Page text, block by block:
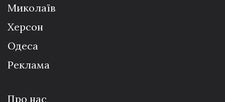
Миколаїв
Херсон
Одеса
Реклама
Про нас